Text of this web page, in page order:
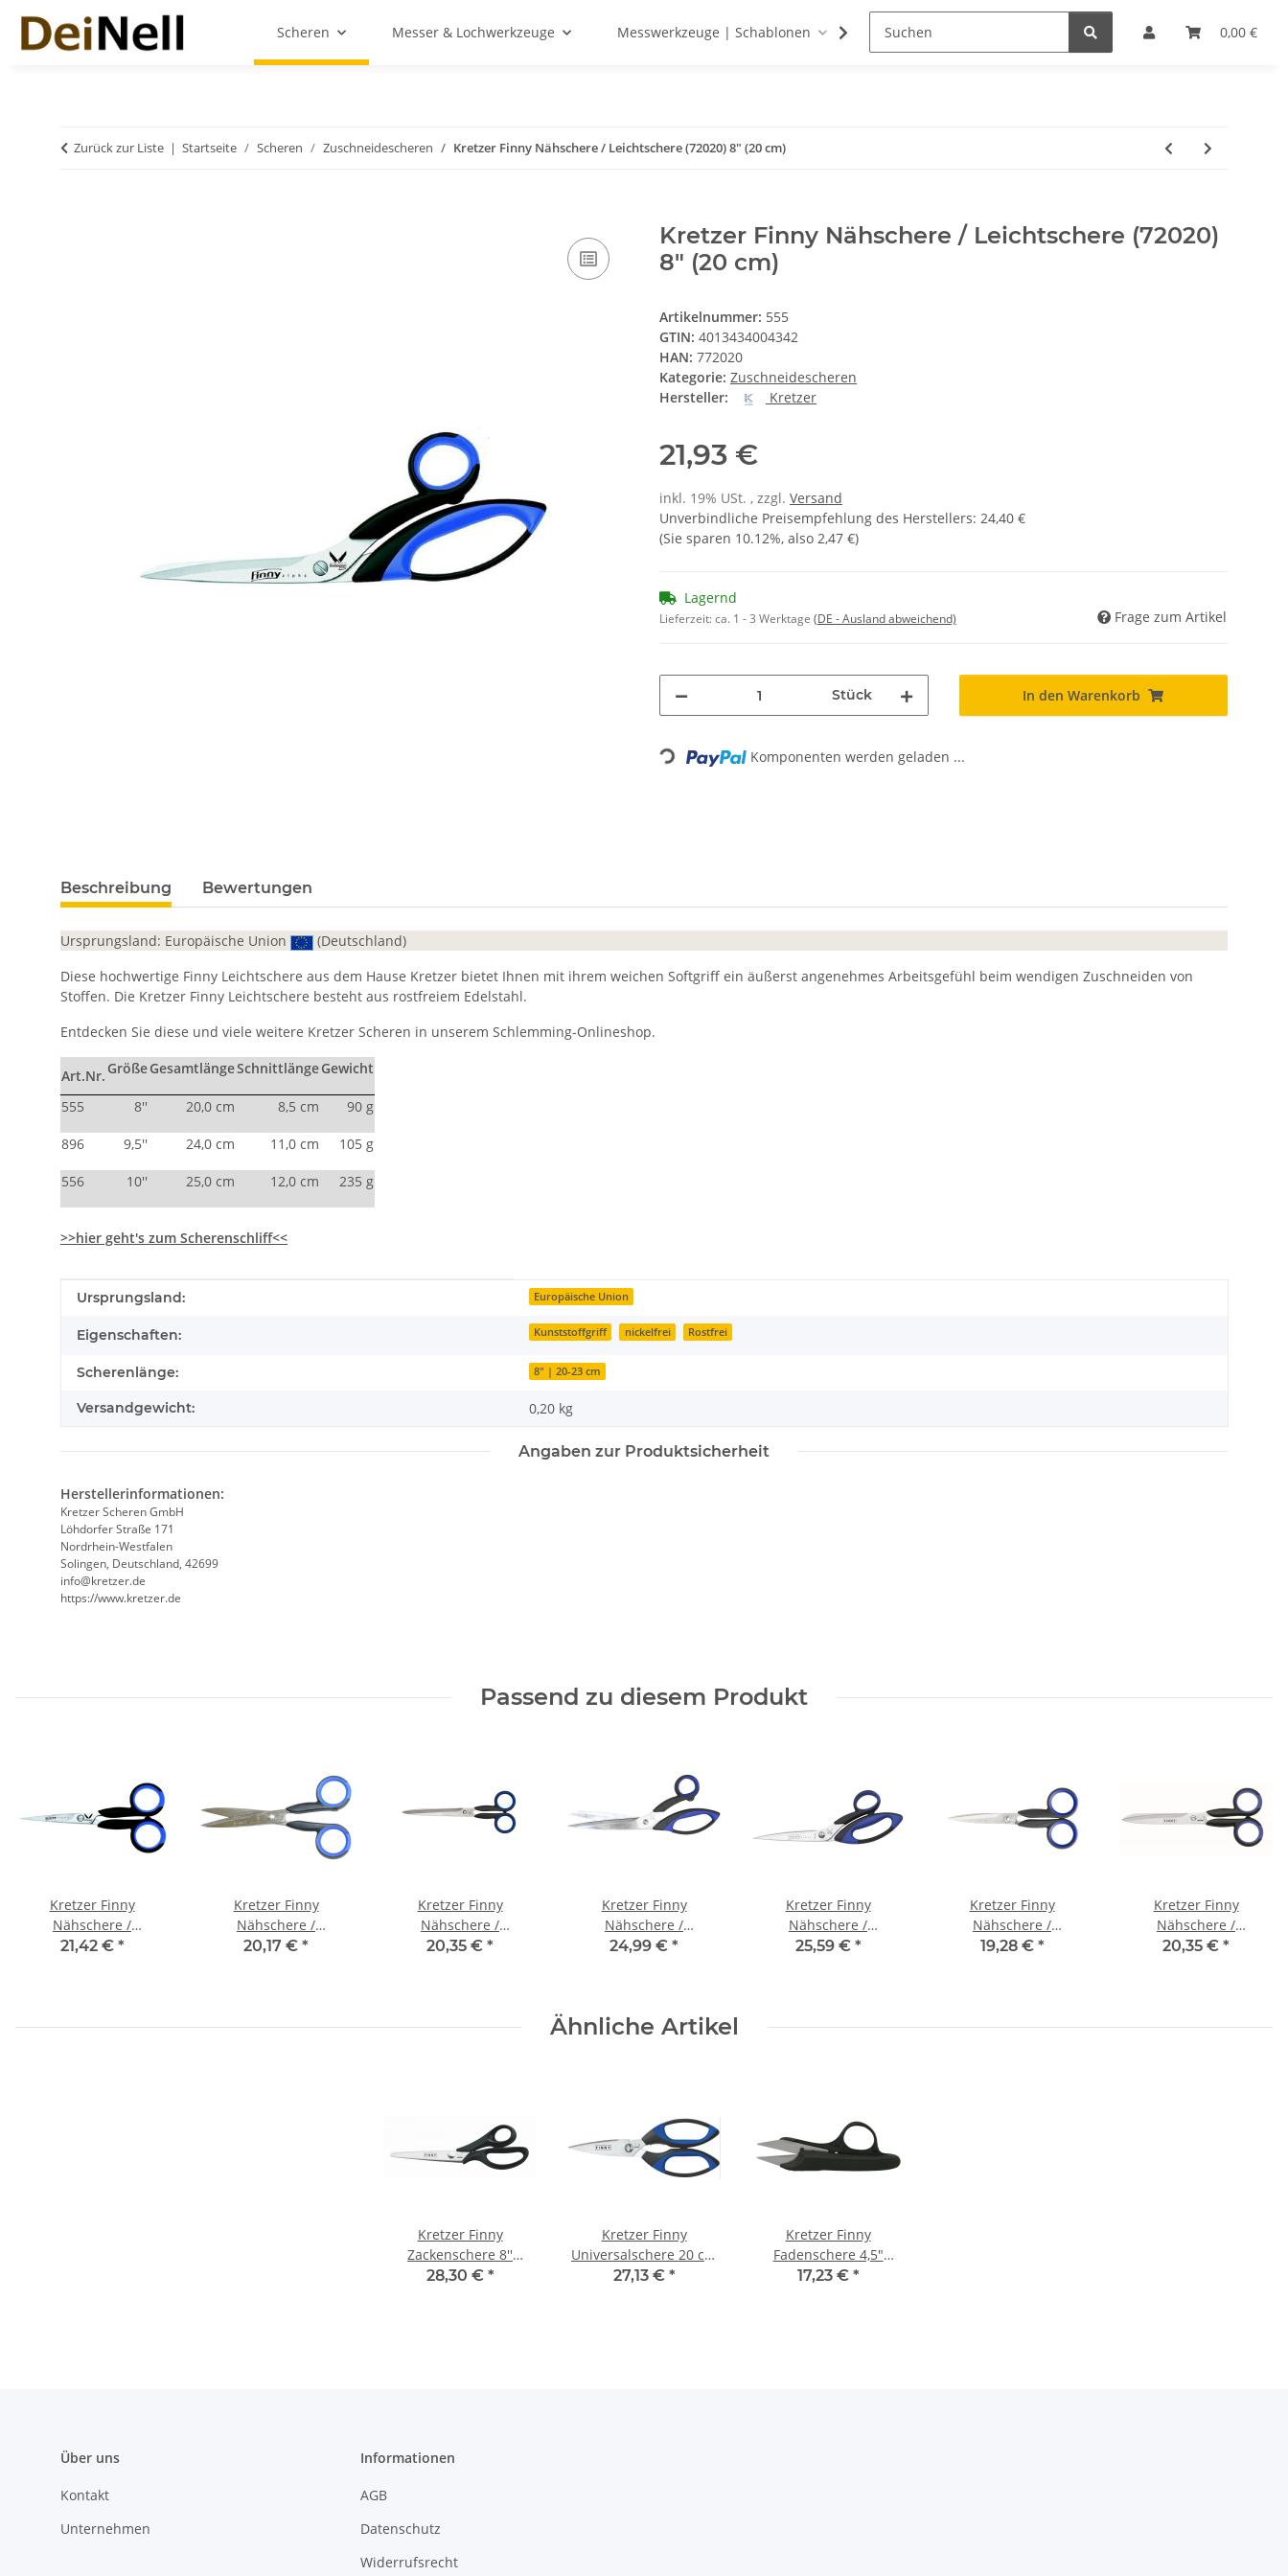
0,00 €
Scheren Messer & Lochwerkzeuge Messwerkzeuge | Schablonen Lupen Sonstiges SALE %
Zurück zur Liste Startseite Scheren Zuschneidescheren Kretzer Finny Nähschere / Leichtschere (72020) 8" (20 cm)
Kretzer Finny Nähschere / Leichtschere (72020)
8" (20 cm)
Artikelnummer: 555
GTIN: 4013434004342
HAN: 772020
Kategorie: Zuschneidescheren
Hersteller:
Kretzer
21,93 €
inkl. 19% USt. , zzgl. Versand
Unverbindliche Preisempfehlung des Herstellers: 24,40 €
(Sie sparen 10.12%, also 2,47 €)
Lagernd
Lieferzeit:ca. 1 - 3 Werktage (DE - Ausland abweichend) Frage zum Artikel
Stück In den Warenkorb
Loading... Komponenten werden geladen ...
Beschreibung Bewertungen
Ursprungsland: Europäische Union
(Deutschland)
Diese hochwertige Finny Leichtschere aus dem Hause Kretzer bietet Ihnen mit ihrem weichen Softgriff ein äußerst angenehmes Arbeitsgefühl beim wendigen Zuschneiden von
Stoffen. Die Kretzer Finny Leichtschere besteht aus rostfreiem Edelstahl.
Entdecken Sie diese und viele weitere Kretzer Scheren in unserem Schlemming-Onlineshop.
Art.Nr. GrößeGesamtlängeSchnittlängeGewicht
555 8'' 20,0 cm 8,5 cm 90 g
896 9,5'' 24,0 cm 11,0 cm 105 g
556 10'' 25,0 cm 12,0 cm 235 g
>>hier geht's zum Scherenschliff<<
Produkteigenschaft
Wert
Ursprungsland: Europäische Union
Eigenschaften: Kunststoffgriff nickelfrei Rostfrei
Scherenlänge: 8" | 20-23 cm
Versandgewicht: 0,20 kg
Angaben zur Produktsicherheit
Herstellerinformationen:
Kretzer Scheren GmbH
Löhdorfer Straße 171
Nordrhein-Westfalen
Solingen, Deutschland, 42699
info@kretzer.de
https://www.kretzer.de
Passend zu diesem Produkt
Kretzer Finny
Nähschere /
Handarbeitsschere
21,42 € *
Kretzer Finny
Nähschere /
Handarbeitsschere
20,17 € *
Kretzer Finny
Nähschere /
Leichtschere (7") 18 cm
20,35 € *
Kretzer Finny
Nähschere /
Leichtschere (72024)
24,99 € *
Kretzer Finny
Nähschere /
Leichtschere (72025)
25,59 € *
Kretzer Finny
Nähschere /
Leichtschere (772013)
19,28 € *
Kretzer Finny
Nähschere /
Leichtschere 15 cm (6'')
20,35 € *
Ähnliche Artikel
Kretzer Finny
Zackenschere 8''
(764420) (21 cm)
28,30 € *
Kretzer Finny
Universalschere 20 cm
(8'') (773020)
27,13 € *
Kretzer Finny
Fadenschere 4,5"
gerade (760811) (12 cm)
17,23 € *
Über uns
Kontakt
Unternehmen
Informationen
AGB
Datenschutz
Widerrufsrecht